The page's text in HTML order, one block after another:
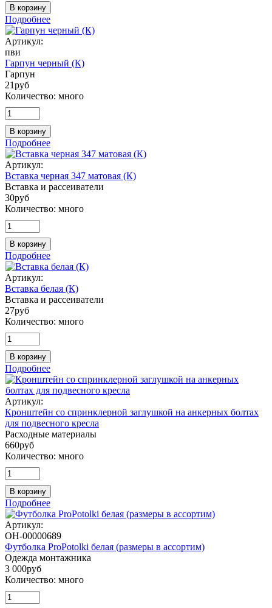
В корзину
Подробнее
Артикул:
пви
Гарпун черный (К)
Гарпун
21руб
Количество: много
В корзину
Подробнее
Артикул:
Вставка черная 347 матовая (К)
Вставка и рассеиватели
30руб
Количество: много
В корзину
Подробнее
Артикул:
Вставка белая (К)
Вставка и рассеиватели
27руб
Количество: много
В корзину
Подробнее
Артикул:
Кронштейн со спринклерной заглушкой на анкерных болтах
для подвесного кресла
Расходные материалы
660руб
Количество: много
В корзину
Подробнее
Артикул:
ОН-00000689
Футболка ProPotolki белая (размеры в ассортим)
Одежда монтажника
3 000руб
Количество: много